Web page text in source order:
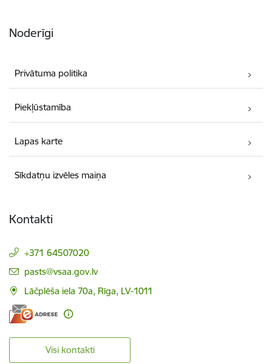
Noderīgi
Privātuma politika
Piekļūstamība
Lapas karte
Sīkdatņu izvēles maiņa
Kontakti
+371 64507020
E-pasts:
pasts@vsaa.gov.lv
Lāčplēša iela 70a, Rīga, LV-1011
Visi kontakti